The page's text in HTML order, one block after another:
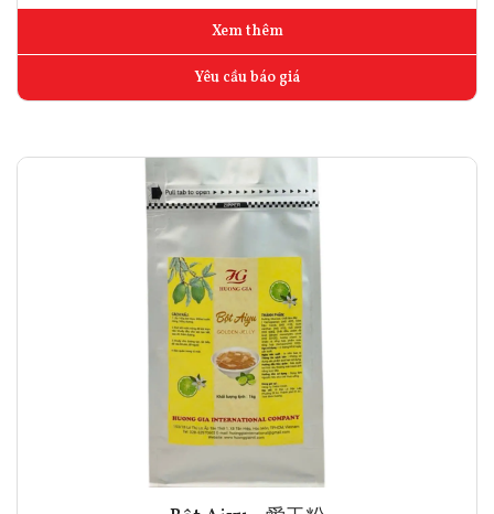
Xem thêm
Yêu cầu báo giá